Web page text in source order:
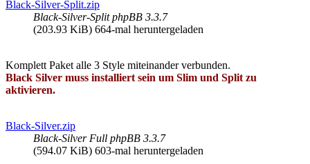
Black-Silver-Split.zip
Black-Silver-Split phpBB 3.3.7
(203.93 KiB) 664-mal heruntergeladen
Komplett Paket alle 3 Style miteinander verbunden.
Black Silver muss installiert sein um Slim und Split zu
aktivieren.
Black-Silver.zip
Black-Silver Full phpBB 3.3.7
(594.07 KiB) 603-mal heruntergeladen